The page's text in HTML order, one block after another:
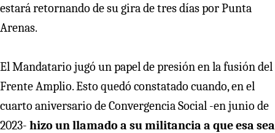
estará retornando de su gira de tres días por Punta
Arenas.
El Mandatario jugó un papel de presión en la fusión del
Frente Amplio. Esto quedó constatado cuando, en el
cuarto aniversario de Convergencia Social -en junio de
2023- hizo un llamado a su militancia a que esa sea